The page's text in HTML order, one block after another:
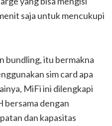
saja untuk mencukupi
bundling, itu bermakna
sim card apa
MiFi ini dilengkapi
bersama dengan
dan kapasitas